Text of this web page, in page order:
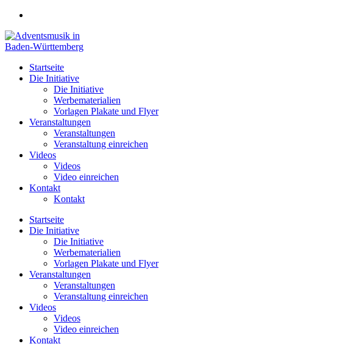
Zum
springen
Startseite
Die Initiative
Die Initiative
Werbematerialien
Vorlagen Plakate und Flyer
Veranstaltungen
Veranstaltungen
Veranstaltung einreichen
Videos
Videos
Video einreichen
Kontakt
Kontakt
Startseite
Die Initiative
Die Initiative
Werbematerialien
Vorlagen Plakate und Flyer
Veranstaltungen
Veranstaltungen
Veranstaltung einreichen
Videos
Videos
Video einreichen
Kontakt